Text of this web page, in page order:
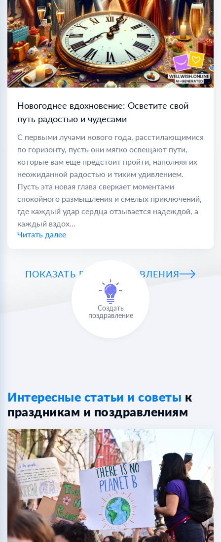
Новогоднее вдохновение: Осветите свой
путь радостью и чудесами
С первыми лучами нового года, расстилающимися
по горизонту, пусть они мягко освещают пути,
которые вам еще предстоит пройти, наполняя их
неожиданной радостью и тихим удивлением.
Пусть эта новая глава сверкает моментами
спокойного размышления и смелых приключений,
где каждый удар сердца отзывается надеждой, а
каждый вздох...
Читать далее
ПОКАЗАТЬ ВСЕ ПОЗДРАВЛЕНИЯ
Создать
поздравление
Интересные статьи и советы к
праздникам и поздравлениям